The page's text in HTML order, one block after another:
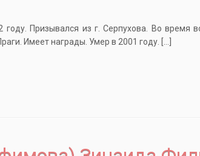
Призывался из г. Серпухова. Во время
Имеет награды. Умер в 2001 году. […]